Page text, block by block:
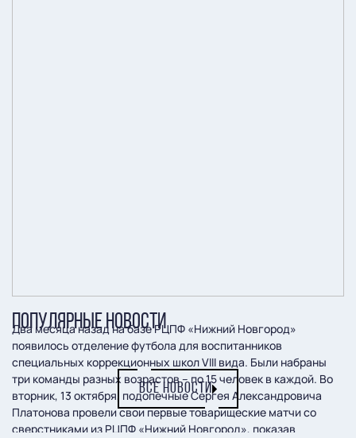
Два месяца назад на базе РЦПФ «Нижний Новгород»
появилось отделение футбола для воспитанников
специальных коррекционных школ VIII вида. Были набраны
три команды разных возрастов – по 15 человек в каждой. Во
вторник, 13 октября, подопечные Сергея Александровича
Платонова провели свои первые товарищеские матчи со
сверстниками из РЦПФ «Нижний Новгород», показав
ПОПУЛЯРНЫЕ НОВОСТИ
ВСЕ НОВОСТИ